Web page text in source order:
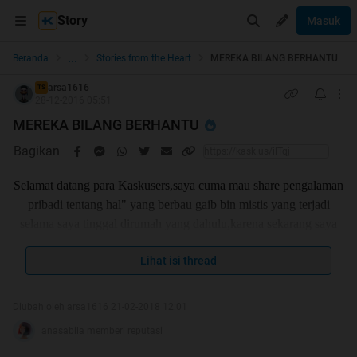
Story Masuk
Beranda ... Stories from the Heart MEREKA BILANG BERHANTU
TS arsa1616
MEREKA BILANG BERHANTU
Bagikan
Selamat datang para Kaskusers,saya cuma mau share pengalaman
pribadi tentang hal" yang berbau gaib bin mistis yang terjadi
akhirnya saya dan keluarga pindah pada tahun 2015.Saya akan
Oia rumah saya yang dahulu itu terletak di Tangerang,maaf gan
Lihat isi thread